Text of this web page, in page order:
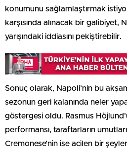
konumunu sağlamlaştırmak
karşısında alınacak bir galibiyet,
yarışındaki iddiasını pekiştirebilir.
Sonuç olarak, Napoli’nin bu
sezonun geri kalanında neler
göstergesi oldu. Rasmus
performansı, taraftarların
Cremonese’nin ise acilen bir